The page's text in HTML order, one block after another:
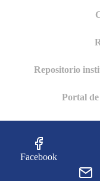
Repositorio
Portal
Facebook